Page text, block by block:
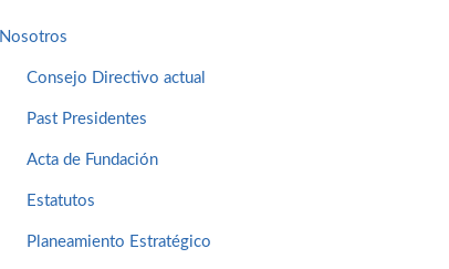
Nosotros
Consejo Directivo actual
Past Presidentes
Acta de Fundación
Estatutos
Planeamiento Estratégico